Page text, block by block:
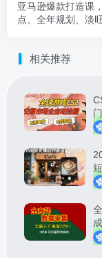
亚马逊爆款打造课
点、全年规划、淡
相关推荐